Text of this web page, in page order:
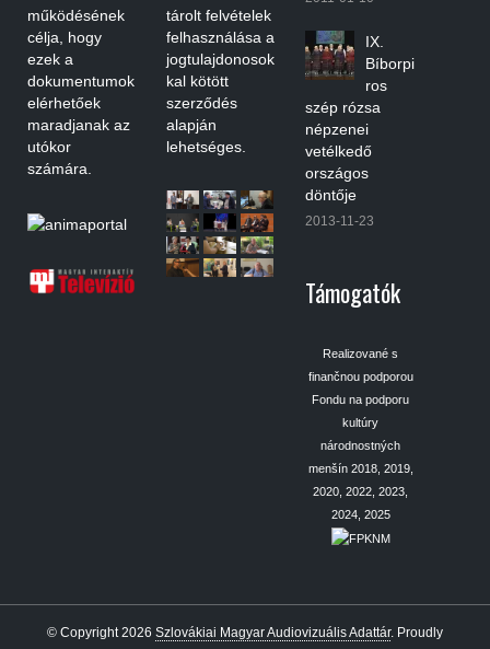
működésének
célja, hogy
ezek a
dokumentumok
elérhetőek
maradjanak az
utókor
számára.
tárolt felvételek
felhasználása a
jogtulajdonosok
kal kötött
szerződés
alapján
lehetséges.
IX.
Bíborpi
ros
szép rózsa
népzenei
vetélkedő
országos
döntője
2013-11-23
Támogatók
Realizované s
finančnou podporou
Fondu na podporu
kultúry
národnostných
menšín 2018, 2019,
2020, 2022, 2023,
2024, 2025
© Copyright 2026 Szlovákiai Magyar Audiovizuális Adattár. Proudly